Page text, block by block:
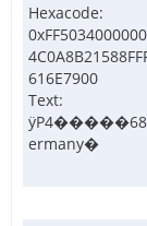
Hexacode:
616E7900
Text:
ermany�